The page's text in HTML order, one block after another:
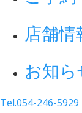
店舗情
お知ら
Tel.054-246-5929